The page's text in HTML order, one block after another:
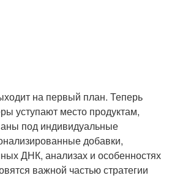
на первый план. Теперь
уступают место продуктам,
под индивидуальные
добавки,
ДНК, анализах и особенностях
важной частью стратегии